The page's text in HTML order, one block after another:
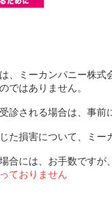
、ミーカンパニー株式
ではありません。
診される場合は、事前
た損害について、ミー
合には、お手数ですが
ておりません